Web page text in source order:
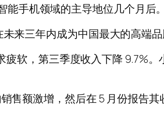
手机领域的主导地位几个月后。
来三年内成为中国最大的高端品
疲软，第三季度收入下降 9.7%
售额激增，然后在 5 月份报告